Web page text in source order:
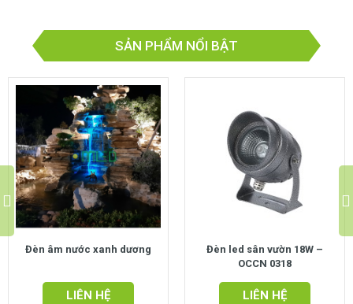
SẢN PHẨM NỔI BẬT
Đèn âm nước xanh dương
LIÊN HỆ
Đèn led sân vườn 18W –
OCCN 0318
LIÊN HỆ